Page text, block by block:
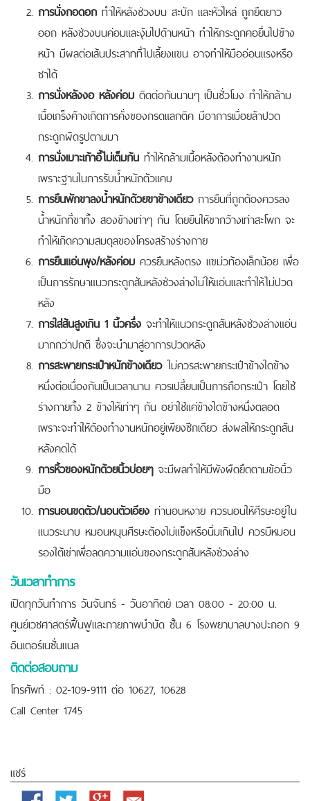
การนั่งกอดอก ทำให้หลังช่วงบน สะบัก และหัวไหล่ ถูกยืดยาว
ออก หลังช่วงบนค่อมและงุ้มไปด้านหน้า ทำให้กระดูกคอยื่นไปข้าง
หน้า มีผลต่อเส้นประสาทที่ไปเลี้ยงแขน อาจทำให้มืออ่อนแรงหรือ
ชาได้
การนั่งหลังงอ หลังค่อม ติดต่อกันนานๆ เป็นชั่วโมง ทำให้กล้าม
เนื้อเกร็งค้างเกิดการคั่งของกรดแลกติค มีอาการเมื่อยล้าปวด
กระดูกผิดรูปตามมา
การนั่งเบาะเก้าอี้ไม่เต็มก้น ทำให้กล้ามเนื้อหลังต้องทำงานหนัก
เพราะฐานในการรับน้ำหนักตัวแคบ
การยืนพักขาลงน้ำหนักด้วยขาข้างเดียวการยืนที่ถูกต้องควรลง
น้ำหนักที่ขาทั้ง สองข้างเท่าๆ กัน โดยยืนให้ขากว้างเท่าสะโพก จะ
ทำให้เกิดความสมดุลของโครงสร้างร่างกาย
การยืนแอ่นพุง/หลังค่อม ควรยืนหลังตรง แขม่วท้องเล็กน้อย เพื่อ
เป็นการรักษาแนวกระดูกสันหลังช่วงล่างไม่ให้แอ่นและทำให้ไม่ปวด
หลัง
การใส่ส้นสูงเกิน 1 นิ้วครึ่ง จะทำให้แนวกระดูกสันหลังช่วงล่างแอ่น
มากกว่าปกติ ซึ่งจะนำมาสู่อาการปวดหลัง
การสะพายกระเป๋าหนักข้างเดียวไม่ควรสะพายกระเป๋าข้างใดข้าง
หนึ่งต่อเนื่องกันเป็นเวลานาน ควรเปลี่ยนเป็นการถือกระเป๋า โดยใช้
ร่างกายทั้ง 2 ข้างให้เท่าๆ กัน อย่าใช้แค่ข้างใดข้างหนึ่งตลอด
เพราะจะทำให้ต้องทำงานหนักอยู่เพียงซีกเดียว ส่งผลให้กระดูกสัน
หลังคดได้
การหิ้วของหนักด้วยนิ้วบ่อยๆจะมีผลทำให้มีพังผืดยึดตามข้อนิ้ว
มือ
การนอนขดตัว/นอนตัวเอียง ท่านอนหงาย ควรนอนให้ศีรษะอยู่ใน
แนวระนาบ หมอนหนุนศีรษะต้องไม่แข็งหรือนิ่มเกินไป ควรมีหมอน
รองใต้เข่าเพื่อลดความแอ่นของกระดูกสันหลังช่วงล่าง
วันเวลาทำการ
เปิดทุกวันทำการ วันจันทร์ - วันอาทิตย์ เวลา 08:00 - 20:00 น.
ศูนย์เวชศาสตร์ฟื้นฟูและกายภาพบำบัด ชั้น 6 โรงพยาบาลบางปะกอก 9
อินเตอร์เนชั่นแนล
ติดต่อสอบถาม
โทรศัพท์ : 02-109-9111 ต่อ 10627, 10628
Call Center 1745
แชร์